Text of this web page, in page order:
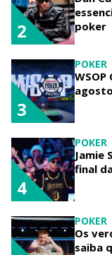
poker
2
POKER
3
POKER
Jamie
final
4
POKER
Os
saiba